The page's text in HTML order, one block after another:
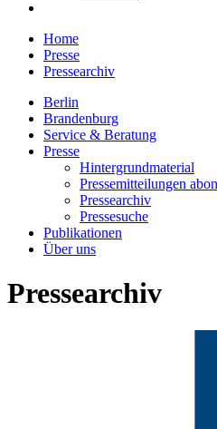
Home
Presse
Pressearchiv
Berlin
Brandenburg
Service & Beratung
Presse
Hintergrundmaterial
Pressemitteilungen
Pressearchiv
Pressesuche
Publikationen
Über uns
Pressearchiv